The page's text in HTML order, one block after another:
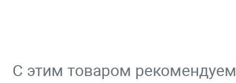
С этим товаром рекомендуем